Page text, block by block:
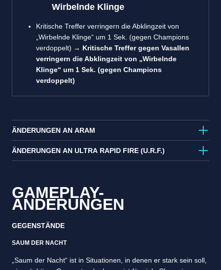
Wirbelnde Klinge
Kritische Treffer verringern die Abklingzeit von
„Wirbelnde Klinge“ um 1 Sek. (gegen Champions
verdoppelt) → Kritische Treffer gegen Vasallen
verringern die Abklingzeit von „Wirbelnde
Klinge“ um 1 Sek. (gegen Champions
verdoppelt)
ÄNDERUNGEN AN ARAM
ÄNDERUNGEN AN ULTRA RAPID FIRE (U.R.F.)
GAMEPLAY-
ÄNDERUNGEN
GEGENSTÄNDE
SAUM DER NACHT
„Saum der Nacht“ ist in Situationen, in denen er stark sein soll,